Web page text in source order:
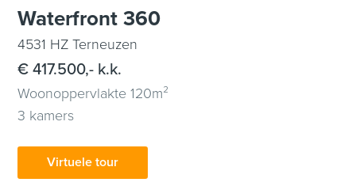
Waterfront 360
4531 HZ Terneuzen
€ 417.500,- k.k.
Woonoppervlakte 120m²
3 kamers
Virtuele tour